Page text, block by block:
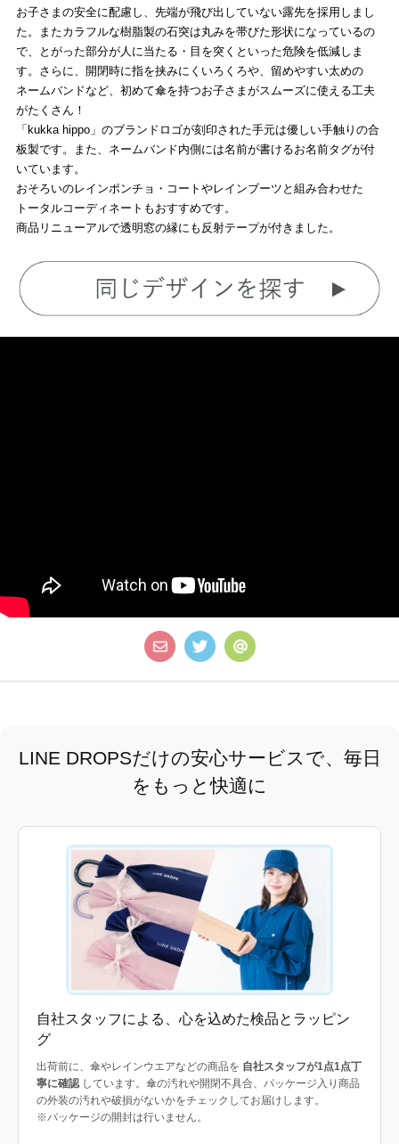
お子さまの安全に配慮し、先端が飛び出していない露先を採用しまし
た。またカラフルな樹脂製の石突は丸みを帯びた形状になっているの
で、とがった部分が人に当たる・目を突くといった危険を低減しま
す。さらに、開閉時に指を挟みにくいろくろや、留めやすい太めの
ネームバンドなど、初めて傘を持つお子さまがスムーズに使える工夫
がたくさん！
「kukka hippo」のブランドロゴが刻印された手元は優しい手触りの合
板製です。また、ネームバンド内側には名前が書けるお名前タグが付
いています。
おそろいのレインポンチョ・コートやレインブーツと組み合わせた
トータルコーディネートもおすすめです。
商品リニューアルで透明窓の縁にも反射テープが付きました。
LINE DROPSだけの安心サービスで、毎日
をもっと快適に
自社スタッフによる、心を込めた検品とラッピン
グ
出荷前に、傘やレインウエアなどの商品を 自社スタッフが1点1点丁
寧に確認しています。傘の汚れや開閉不具合、パッケージ入り商品
の外装の汚れや破損がないかをチェックしてお届けします。
※パッケージの開封は行いません。